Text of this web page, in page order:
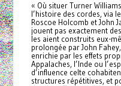
« Où situer Turner
l’histoire des cordes, via
Roscoe Holcomb et John
jouent pas exactement
les aient construits eux-
prolongée par John
enrichie par les effets
Appalaches, l’Inde ou
d’influence celte
structures répétitives, et